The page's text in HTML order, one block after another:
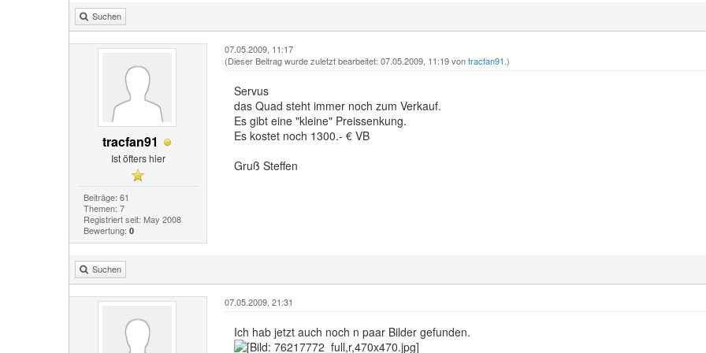
Suchen
tracfan91
Ist öfters hier
Beiträge: 61
Themen: 7
Registriert seit: May 2008
Bewertung: 0
07.05.2009, 11:17
(Dieser Beitrag wurde zuletzt bearbeitet: 07.05.2009, 11:19 vontracfan91 .)
Servus
das Quad steht immer noch zum Verkauf.
Es gibt eine "kleine" Preissenkung.
Es kostet noch 1300.- € VB
Gruß Steffen
Suchen
07.05.2009, 21:31
Ich hab jetzt auch noch n paar Bilder gefunden.